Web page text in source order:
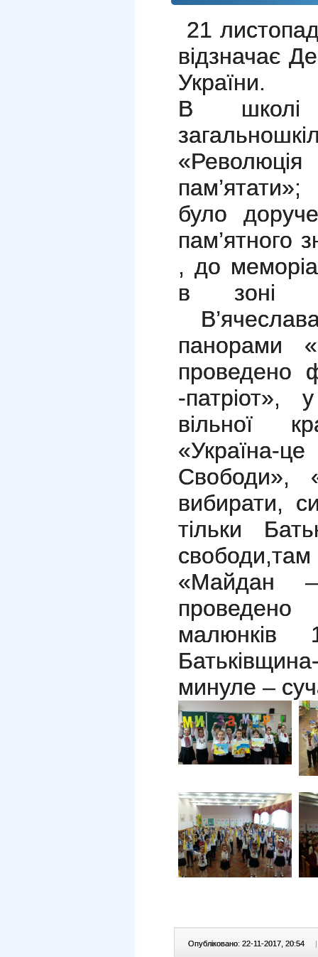
21
відзначає
України.
В школі
було
пам’ятного
, до
в зоні
панорами
-
вільної
«Україна-
Свободи»,
вибирати,
тільки
«Майдан
минуле –
Опубліковано: 22-11-2017, 20:54